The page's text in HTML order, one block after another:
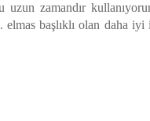
uzun zamandır
elmas başlıklı olan daha iyi